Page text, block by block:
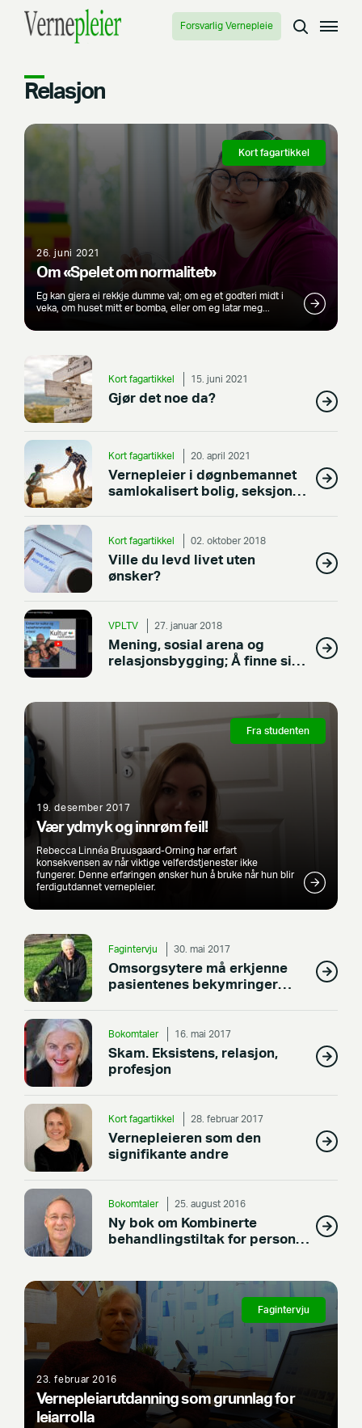
Forsvarlig Vernepleie
Relasjon
Kort fagartikkel
26. juni 2021
Om «Spelet om normalitet»
Eg kan gjera ei rekkje dumme val; om eg et godteri midt i
veka, om huset mitt er bomba, eller om eg latar meg...
Kort fagartikkel 15. juni 2021
Gjør det noe da?
Kort fagartikkel 20. april 2021
Vernepleier i døgnbemannet
samlokalisert bolig, seksjon
Kort fagartikkel 02. oktober 2018
Ville du levd livet uten
ønsker?
VPLTV 27. januar 2018
Mening, sosial arena og
relasjonsbygging; Å finne sin
Fra studenten
19. desember 2017
Vær ydmyk og innrøm feil!
Rebecca Linnéa Bruusgaard-Orning har erfart
konsekvensen av når viktige velferdstjenester ikke
fungerer. Denne erfaringen ønsker hun å bruke når hun blir
ferdigutdannet vernepleier.
Fagintervju 30. mai 2017
Omsorgsytere må erkjenne
pasientenes bekymringer
relasjoner
Bokomtaler 16. mai 2017
Skam. Eksistens, relasjon,
profesjon
Kort fagartikkel 28. februar 2017
Vernepleieren som den
signifikante andre
Bokomtaler 25. august 2016
Ny bok om Kombinerte
behandlingstiltak for personer
Fagintervju
23. februar 2016
Vernepleiarutdanning som grunnlag for
leiarrolla